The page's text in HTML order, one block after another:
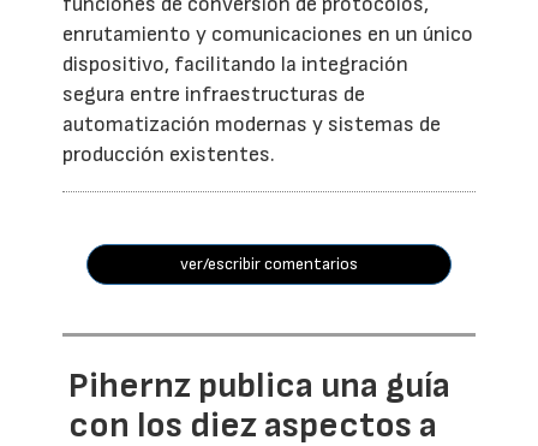
enrutamiento y comunicaciones en un único
dispositivo, facilitando la integración
segura entre infraestructuras de
automatización modernas y sistemas de
producción existentes.
ver/escribir comentarios
Pihernz publica una guía
con los diez aspectos a